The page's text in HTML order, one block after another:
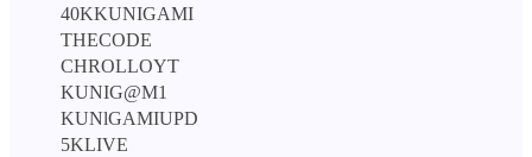
40KKUNIGAMI
THECODE
CHROLLOYT
KUNIG@M1
KUNlGAMIUPD
5KLIVE